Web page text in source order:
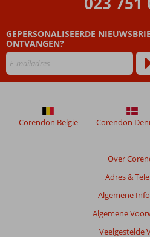
na
hun
verblijf
in
GEPERSONALISEERDE
ONTVANGEN?
Over
Adres &
Algemene
Algemene
Veelgestelde
Corendon België Corendon